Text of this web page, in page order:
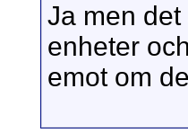
Ja men
enheter
emot om